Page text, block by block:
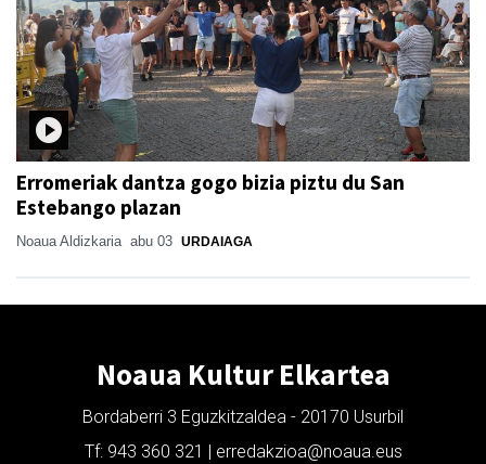
Erromeriak dantza gogo bizia piztu du San
Estebango plazan
Noaua Aldizkaria abu 03 URDAIAGA
Noaua Kultur Elkartea
Bordaberri 3 Eguzkitzaldea - 20170 Usurbil
Tf: 943 360 321 | erredakzioa@noaua.eus